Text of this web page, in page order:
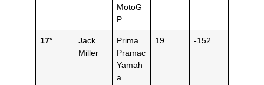
MotoG
P
17°
Jack
Miller
Prima
Pramac
Yamah
a
19 -152